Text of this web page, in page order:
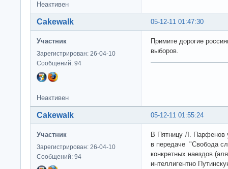
Неактивен
05-12-11 01:47:30
Cakewalk
Участник
Зарегистрирован: 26-04-10
Сообщений: 94
Примите дорогие
выборов.
Неактивен
05-12-11 01:55:24
Cakewalk
Участник
Зарегистрирован: 26-04-10
Сообщений: 94
В Пятницу Л. Парфенов
в передаче "Свобода
конкретных наездов
интеллигентно